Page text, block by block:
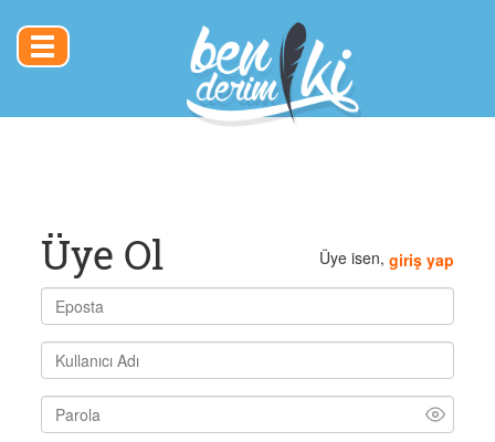
Toggle
navigation
Üye isen, giriş yap
Üye Ol